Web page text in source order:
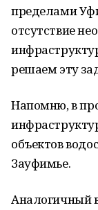
пределами
отсутствие
решаем эту
Напомню, в
объектов
Зауфимье.
Аналогичный